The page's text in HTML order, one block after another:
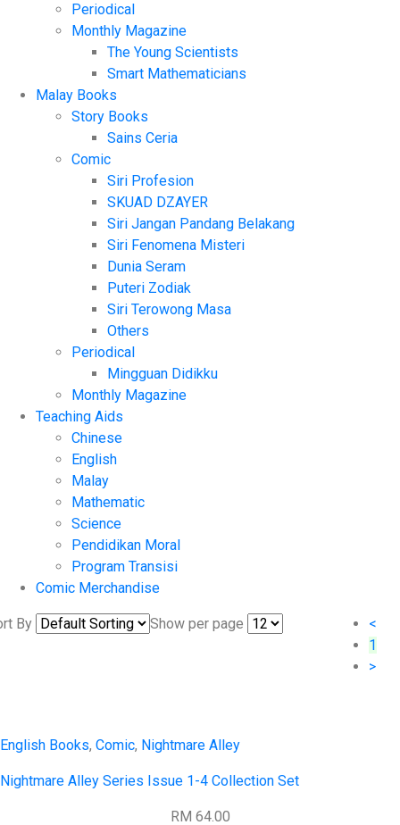
Periodical
Monthly Magazine
The Young Scientists
Smart Mathematicians
Malay Books
Story Books
Sains Ceria
Comic
Siri Profesion
SKUAD DZAYER
Siri Jangan Pandang Belakang
Siri Fenomena Misteri
Dunia Seram
Puteri Zodiak
Siri Terowong Masa
Others
Periodical
Mingguan Didikku
Monthly Magazine
Teaching Aids
Chinese
English
Malay
Mathematic
Science
Pendidikan Moral
Program Transisi
Comic Merchandise
By Show per page
<
1
>
English Books, Comic, Nightmare Alley
Nightmare Alley Series Issue 1-4 Collection Set
RM 64.00